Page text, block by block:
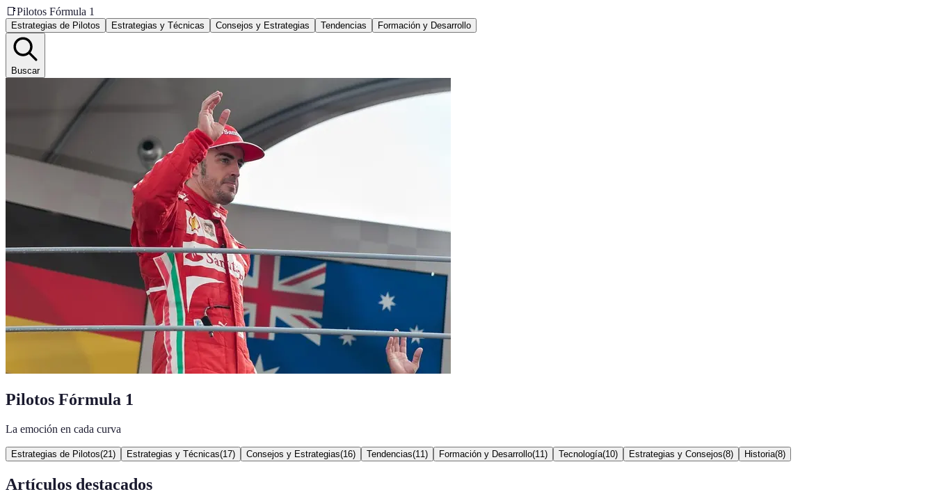
📑Pilotos Fórmula 1
Estrategias de Pilotos Estrategias y Técnicas Consejos y Estrategias Tendencias Formación y Desarrollo
Buscar
Pilotos Fórmula 1
La emoción en cada curva
Estrategias de Pilotos(21 ) Estrategias y Técnicas(17) Consejos y Estrategias(16) Tendencias(11 ) Formación y Desarrollo(11 ) Tecnología(10) Estrategias y Consejos(8) Historia(8)
Artículos destacados